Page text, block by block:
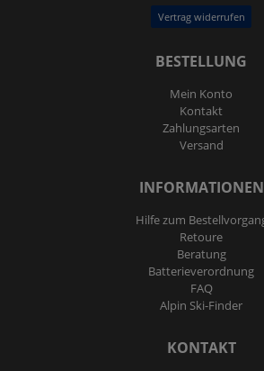
Vertrag widerrufen
BESTELLUNG
Mein Konto
Kontakt
Zahlungsarten
Versand
INFORMATIONEN
Hilfe zum
Retoure
Beratung
Batterieverordnung
FAQ
Alpin Ski-Finder
KONTAKT